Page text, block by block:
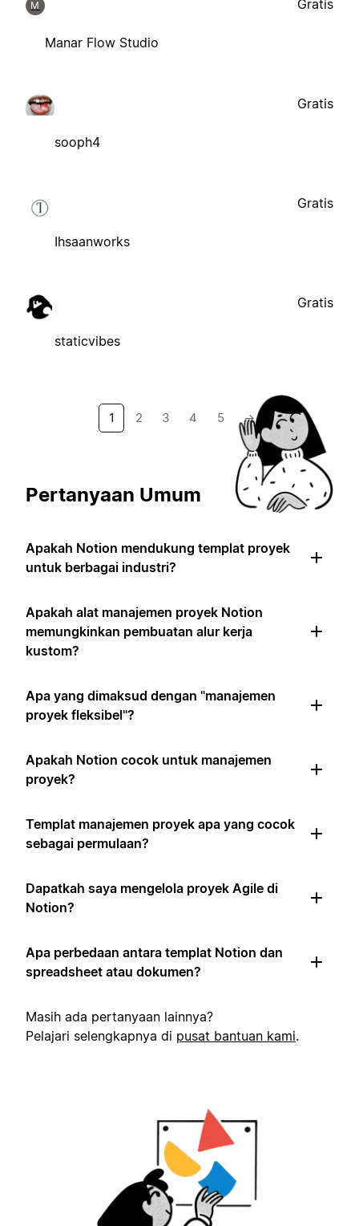
M
Manar Flow Studio
Gratis
sooph4
Gratis
Ihsaanworks
Gratis
staticvibes
Gratis
1 2 3 4 5 →
Pertanyaan Umum
Apakah Notion mendukung templat proyek
untuk berbagai industri?
Apakah alat manajemen proyek Notion
memungkinkan pembuatan alur kerja
kustom?
Apa yang dimaksud dengan "manajemen
proyek fleksibel"?
Apakah Notion cocok untuk manajemen
proyek?
Templat manajemen proyek apa yang cocok
sebagai permulaan?
Dapatkah saya mengelola proyek Agile di
Notion?
Apa perbedaan antara templat Notion dan
spreadsheet atau dokumen?
Masih ada pertanyaan lainnya?
Pelajari selengkapnya di pusat bantuan kami.